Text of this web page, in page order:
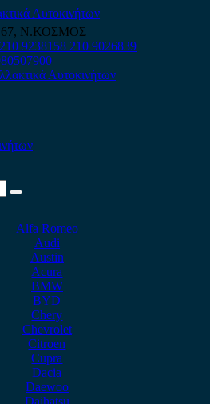
Ν.ΚΟΣΜΟΣ
210 9238158 210 9026839
Alfa Romeo
Audi
Austin
Acura
BMW
BYD
Chery
Chevrolet
Citroen
Cupra
Dacia
Daewoo
Daihatsu